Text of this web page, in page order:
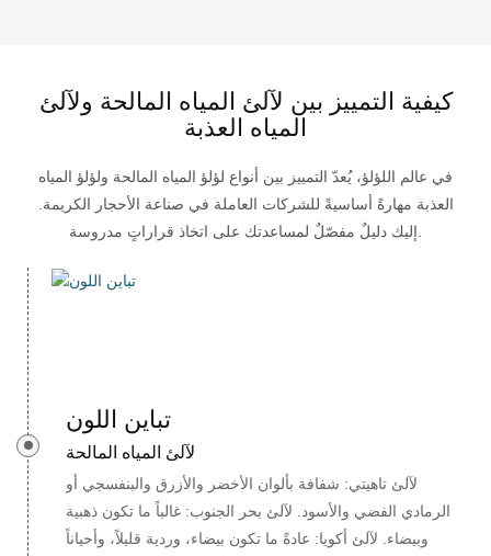
كيفية التمييز بين لآلئ المياه المالحة ولآلئ
المياه العذبة
في عالم اللؤلؤ، يُعدّ التمييز بين أنواع لؤلؤ المياه المالحة ولؤلؤ المياه
العذبة مهارةً أساسيةً للشركات العاملة في صناعة الأحجار الكريمة.
تباين اللون
لآلئ المياه المالحة
لآلئ تاهيتي: شفافة بألوان الأخضر والأزرق والبنفسجي أو
الرمادي الفضي والأسود. لآلئ بحر الجنوب: غالباً ما تكون ذهبية
وبيضاء. لآلئ أكويا: عادةً ما تكون بيضاء، وردية قليلاً، وأحياناً